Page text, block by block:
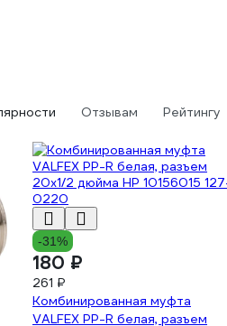
Отзывам Рейтингу
-31%
180 ₽
261 ₽
Комбинированная муфта
VALFEX PP-R белая, разъем